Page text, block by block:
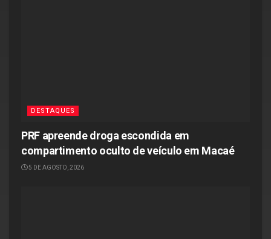
DESTAQUES
PRF apreende droga escondida em
compartimento oculto de veículo em Macaé
5 DE AGOSTO, 2026